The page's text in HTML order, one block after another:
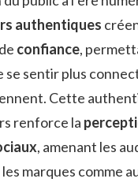
authentiques
confiance,
se sentir plus
Cette
renforce la
, amenant les
marques comme